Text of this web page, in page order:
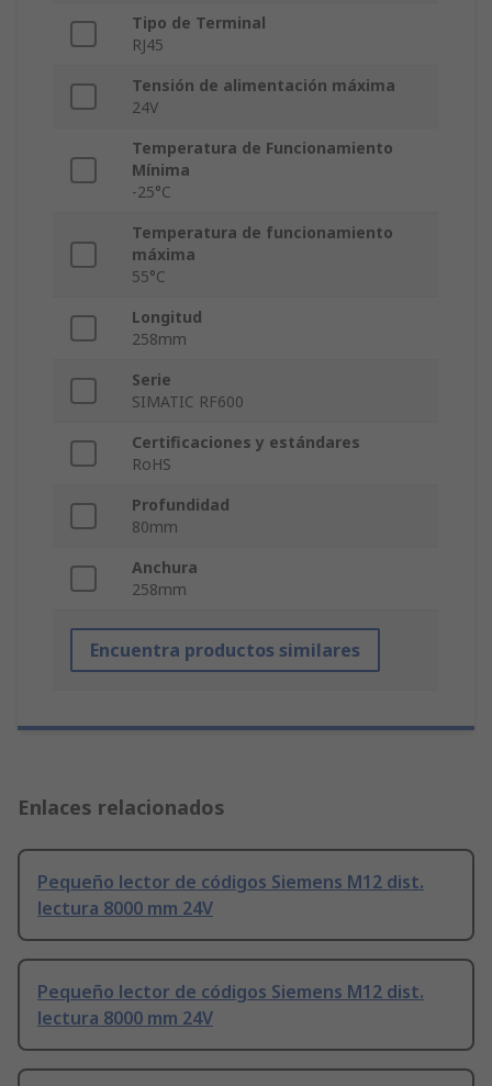
Tipo de Terminal
RJ45
Tensión de alimentación máxima
24V
Temperatura de Funcionamiento
Mínima
-25°C
Temperatura de funcionamiento
máxima
55°C
Longitud
258mm
Serie
SIMATIC RF600
Certificaciones y estándares
RoHS
Profundidad
80mm
Anchura
258mm
Encuentra productos similares
Enlaces relacionados
Pequeño lector de códigos Siemens M12 dist.
lectura 8000 mm 24V
Pequeño lector de códigos Siemens M12 dist.
lectura 8000 mm 24V